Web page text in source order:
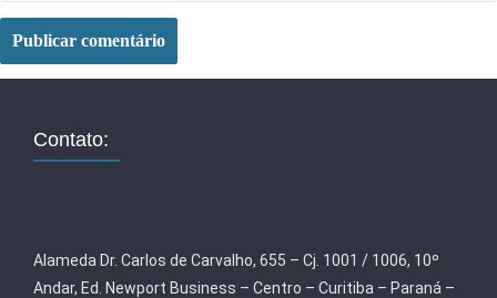
Contato:
Alameda Dr. Carlos de Carvalho, 655 – Cj. 1001 / 1006, 10º
Andar, Ed. Newport Business – Centro – Curitiba – Paraná –